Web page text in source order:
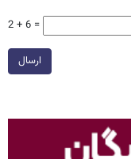
2 + 6 =
ارسال